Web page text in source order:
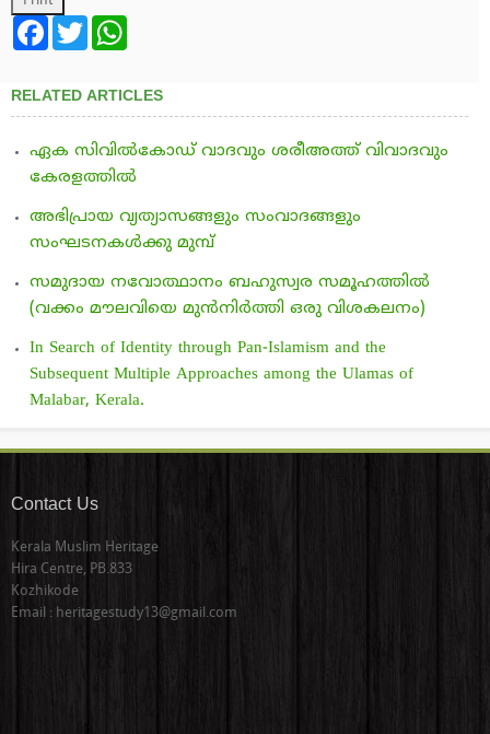
FacebookTwitter
RELATED ARTICLES
ഏക സിവില്‍കോഡ് വാദവും ശരീഅത്ത് വിവാദവും
കേരളത്തില്‍
അഭിപ്രായ വ്യത്യാസങ്ങളും സംവാദങ്ങളും
സംഘടനകള്‍ക്കു മുമ്പ്
സമുദായ നവോത്ഥാനം ബഹുസ്വര സമൂഹത്തില്‍
(വക്കം മൗലവിയെ മുന്‍നിര്‍ത്തി ഒരു വിശകലനം)
In Search of Identity through Pan-Islamism and the
Subsequent Multiple Approaches among the Ulamas of
Malabar, Kerala.
Contact Us
Kerala Muslim Heritage
Hira Centre, PB.833
Kozhikode
Email : heritagestudy13@gmail.com